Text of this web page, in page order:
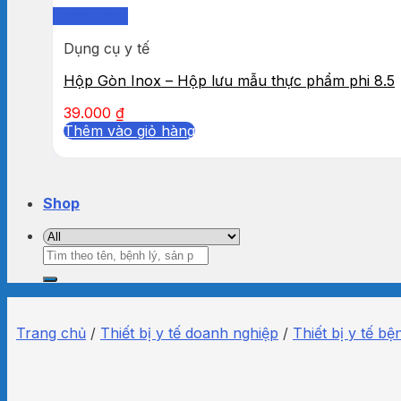
Dụng cụ y tế
Hộp Gòn Inox – Hộp lưu mẫu thực phẩm phi 8.5
39.000 ₫
Thêm vào giỏ hàng
Shop
Tìm
kiếm:
Trang chủ / Thiết bị y tế doanh nghiệp / Thiết bị y tế